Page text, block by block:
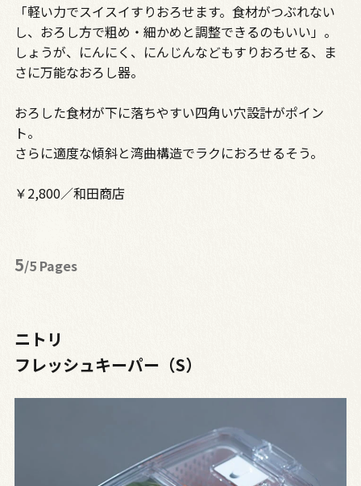
「軽い力でスイスイすりおろせます。食材がつぶれない
し、おろし方で粗め・細かめと調整できるのもいい」。
しょうが、にんにく、にんじんなどもすりおろせる、ま
さに万能なおろし器。
おろした食材が下に落ちやすい四角い穴設計がポイン
ト。
さらに適度な傾斜と湾曲構造でラクにおろせるそう。
￥2,800／和田商店
5/5 Pages
ニトリ
フレッシュキーパー（S）